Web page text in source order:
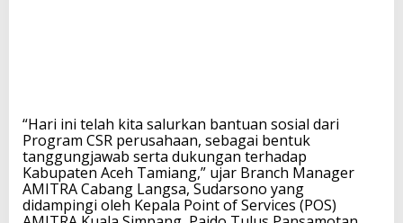
“Hari ini telah kita salurkan bantuan sosial dari
Program CSR perusahaan, sebagai bentuk
tanggungjawab serta dukungan terhadap
Kabupaten Aceh Tamiang,” ujar Branch Manager
AMITRA Cabang Langsa, Sudarsono yang
didampingi oleh Kepala Point of Services (POS)